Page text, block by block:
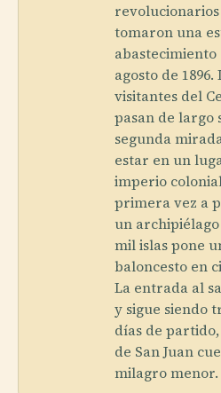
tomaron una
abastecimiento
agosto de
visitantes del
pasan de largo
segunda
estar en un
imperio
primera vez a
un
mil islas pone
baloncesto en
La entrada al
y sigue siendo
días de
de San Juan
milagro menor.